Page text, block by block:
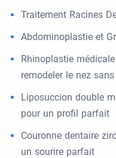
Traitement Racines
Abdominoplastie et
Rhinoplastie
remodeler le nez
Liposuccion double
pour un profil parfait
Couronne dentaire
un sourire parfait